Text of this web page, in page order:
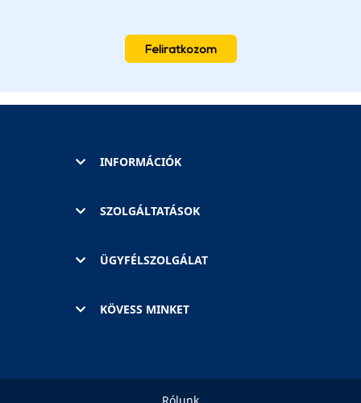
Feliratkozom
INFORMÁCIÓK
SZOLGÁLTATÁSOK
ÜGYFÉLSZOLGÁLAT
KÖVESS MINKET